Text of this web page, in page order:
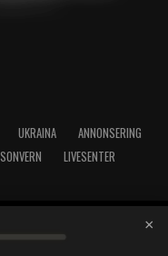
UKRAINA
ANNONSERING
LIVESENTER
- Haraldsgata 114,
- Telefon: 52717273
×